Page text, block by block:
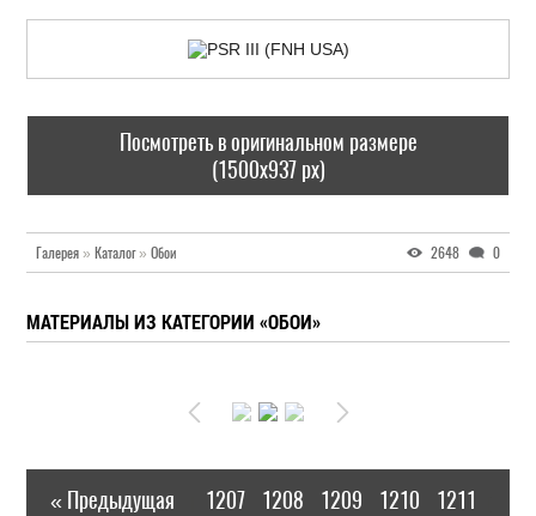
Посмотреть в оригинальном размере
(1500x937 px)
Галерея » Каталог» Обои 2648 0
МАТЕРИАЛЫ ИЗ КАТЕГОРИИ «ОБОИ»
« Предыдущая 1207 1208 1209 1210 1211